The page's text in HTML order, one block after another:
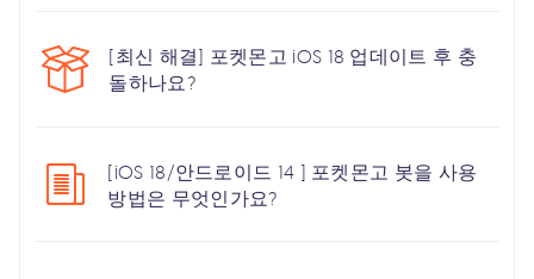
[최신 해결] 포켓몬고 iOS 18 업데이트 후 충
돌하나요?
[iOS 18/안드로이드 14 ] 포켓몬고 봇을 사용
방법은 무엇인가요?